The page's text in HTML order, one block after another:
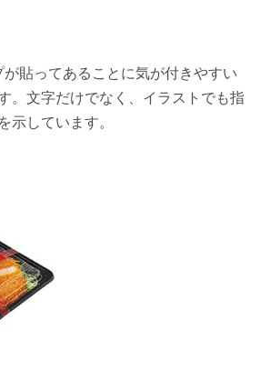
貼ってあることに気が付きやすい
。文字だけでなく、イラストでも指
示しています。